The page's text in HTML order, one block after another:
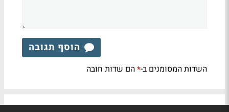
הוסף תגובה
השדות המסומנים ב-*הם שדות חובה